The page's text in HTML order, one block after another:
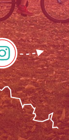
Description
Prestations
Tarifs
Ouvertures
Contacter